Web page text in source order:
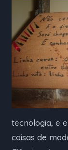
tecnologia, e
coisas de